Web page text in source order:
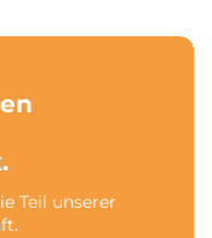
Teil unserer